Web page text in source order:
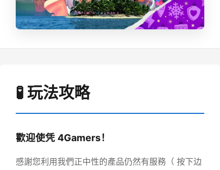
🧪 玩法攻略
歡迎使凭 4Gamers！
感謝您利用我們正中性的產品仍然有服務（ 按下边